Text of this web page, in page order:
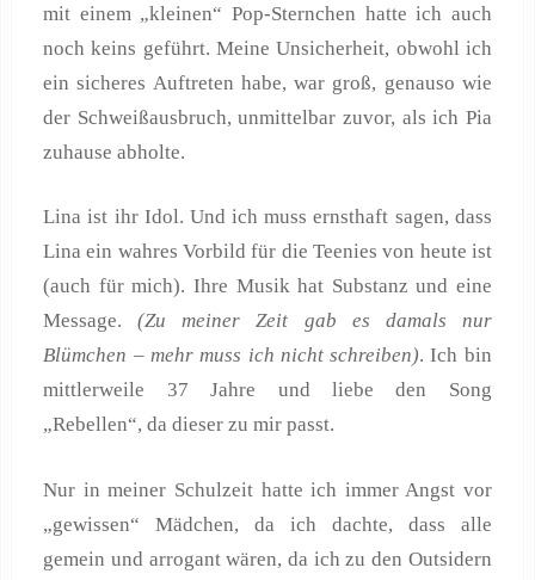
mit einem „kleinen“ Pop-Sternchen hatte ich auch
noch keins geführt. Meine Unsicherheit, obwohl ich
ein sicheres Auftreten habe, war groß, genauso wie
der Schweißausbruch, unmittelbar zuvor, als ich Pia
zuhause abholte.
Lina ist ihr Idol. Und ich muss ernsthaft sagen, dass
Lina ein wahres Vorbild für die Teenies von heute ist
(auch für mich). Ihre Musik hat Substanz und eine
Message.(Zu meiner Zeit gab es damals nur
Blümchen – mehr muss ich nicht schreiben). Ich bin
mittlerweile 37 Jahre und liebe den Song
„Rebellen“, da dieser zu mir passt.
Nur in meiner Schulzeit hatte ich immer Angst vor
„gewissen“ Mädchen, da ich dachte, dass alle
gemein und arrogant wären, da ich zu den Outsidern